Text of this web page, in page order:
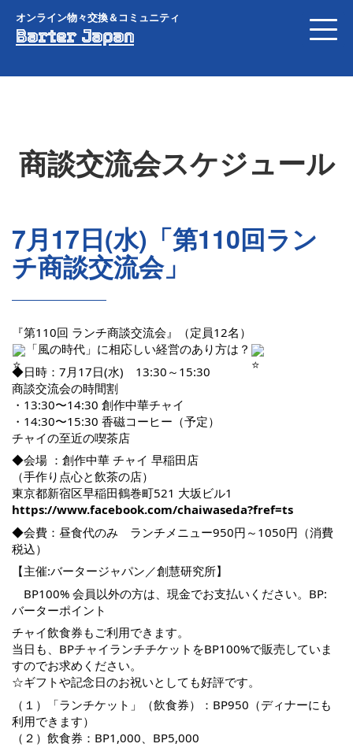
オンライン物々交換＆コミュニティ
Barter Japan
商談交流会スケジュール
7月17日(水)「第110回ラン
チ商談交流会」
『第110回 ランチ商談交流会』（定員12名）
「風の時代」に相応しい経営のあり方は？
◆日時：7月17日(水) 13:30～15:30
商談交流会の時間割
・13:30〜14:30 創作中華チャイ
・14:30〜15:30 香磁コーヒー（予定）
チャイの至近の喫茶店
◆会場 ：創作中華 チャイ 早稲田店
（手作り点心と飲茶の店）
東京都新宿区早稲田鶴巻町521 大坂ビル1
https://www.facebook.com/chaiwaseda?fref=ts
◆会費：昼食代のみ ランチメニュー950円～1050円（消費
税込）
【主催:バータージャパン／創慧研究所】
BP100% 会員以外の方は、現金でお支払いください。BP:
バーターポイント
チャイ飲食券もご利用できます。
当日も、BPチャイランチチケットをBP100%で販売していま
すのでお求めください。
☆ギフトや記念日のお祝いとしても好評です。
（１）「ランチケット」（飲食券）：BP950（ディナーにも
利用できます）
（２）飲食券：BP1,000、BP5,000